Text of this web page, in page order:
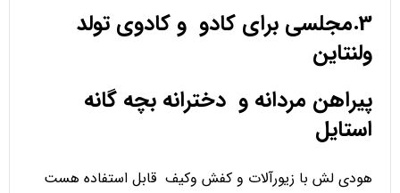
3.مجلسی برای کادو و کادوی تولد
ولنتاین
پیراهن مردانه و دخترانه بچه گانه
استایل
هودی لش با زیورآلات و کفش وکیف قابل استفاده هست